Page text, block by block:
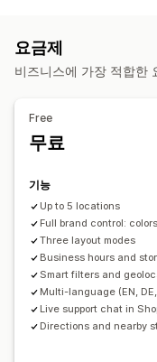
사용자 지정 브랜딩
이미지
사용자 지정 필드
검색 및 필터
위치 검색
위치 정보
보고서 검색
분석
요금제
비즈니스에 가장 적합한
Free
무료
기능
Up to 5 locations
Full brand control:
Three layout modes
Business hours and
Smart filters and
Multi-language (EN,
Live support chat in
Directions and nearby